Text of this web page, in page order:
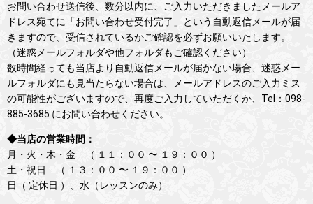
お問い合わせ送信後、数分以内に、ご入力いただきましたメールア
ドレス宛てに「お問い合わせ受付完了」という自動返信メールが届
きますので、受信されているかご確認を必ずお願いいたします。
（迷惑メールフォルダや他フォルダもご確認ください）
数時間経っても当店より自動返信メールが届かない場合、迷惑メー
ルフォルダにも見当たらない場合は、メールアドレスのご入力ミス
の可能性がございますので、再度ご入力していただくか、Tel：098-
885-3685 にお問い合わせください。
◆当店の営業時間：
月・火・木・金 （ １１：００ 〜 １９：００ ）
土・祝日 （ １３：００ 〜 １９：００ ）
日（ 定休日 ）、水（レッスンのみ）